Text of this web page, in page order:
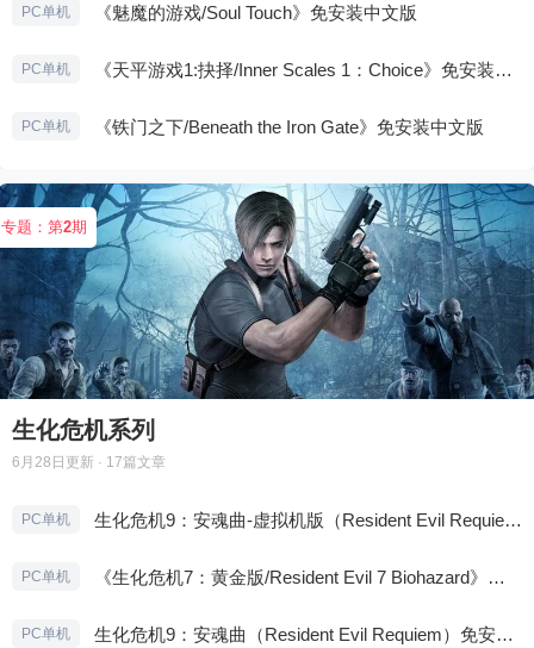
PC单机 《魅魔的游戏/Soul Touch》免安装中文版
PC单机 《天平游戏1:抉择/Inner Scales 1：Choice》免安装中文版
PC单机 《铁门之下/Beneath the Iron Gate》免安装中文版
专题：第2期
生化危机系列
6月28日 更新 · 17篇文章
PC单机 生化危机9：安魂曲-虚拟机版（Resident Evil Requiem HYPERVISOR）免安装中文版
PC单机 《生化危机7：黄金版/Resident Evil 7 Biohazard》免安装中文版
PC单机 生化危机9：安魂曲（Resident Evil Requiem）免安装中文版